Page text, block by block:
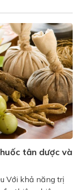
tân dược và
Với khả năng trị